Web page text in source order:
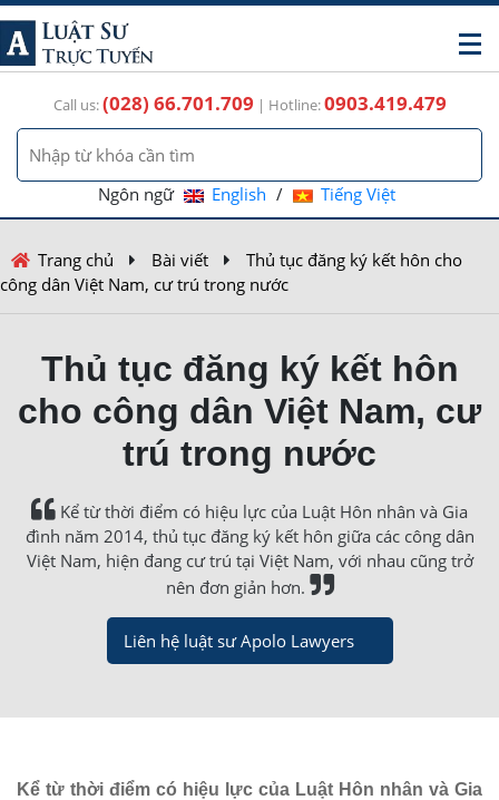
Call us:(028) 66.701.709 | Hotline:0903.419.479
Ngôn ngữ English / Tiếng Việt
Trang chủ Bài viết
Thủ tục đăng ký kết hôn cho
công dân Việt Nam, cư trú trong nước
Thủ tục đăng ký kết hôn
cho công dân Việt Nam, cư
trú trong nước
Kể từ thời điểm có hiệu lực của Luật Hôn nhân và Gia
đình năm 2014, thủ tục đăng ký kết hôn giữa các công dân
Việt Nam, hiện đang cư trú tại Việt Nam, với nhau cũng trở
nên đơn giản hơn.
Liên hệ luật sư Apolo Lawyers
Kể từ thời điểm có hiệu lực của Luật Hôn nhân và Gia